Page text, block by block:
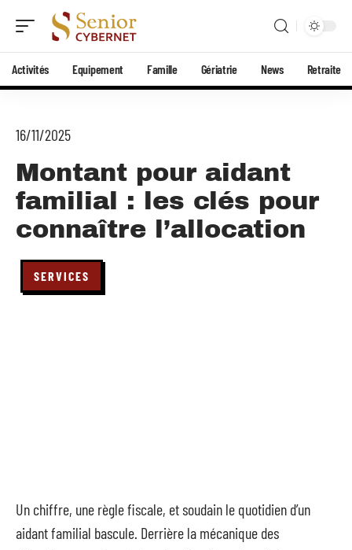
Activités Equipement Famille Gériatrie News Retraite
16/11/2025
Montant pour aidant
familial : les clés pour
connaître l’allocation
SERVICES
Un chiffre, une règle fiscale, et soudain le quotidien d’un
aidant familial bascule. Derrière la mécanique des